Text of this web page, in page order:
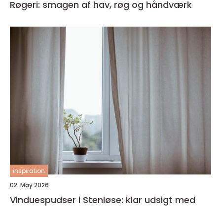
Røgeri: smagen af hav, røg og håndværk
inspiration
02. May 2026
Vinduespudser i Stenløse: klar udsigt med